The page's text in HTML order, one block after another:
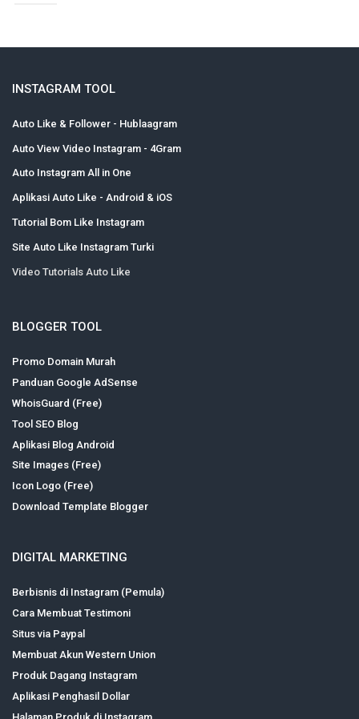
INSTAGRAM TOOL
Auto Like & Follower - Hublaagram
Auto View Video Instagram - 4Gram
Auto Instagram All in One
Aplikasi Auto Like - Android & iOS
Tutorial Bom Like Instagram
Site Auto Like Instagram Turki
Video Tutorials Auto Like
BLOGGER TOOL
Promo Domain Murah
Panduan Google AdSense
WhoisGuard (Free)
Tool SEO Blog
Aplikasi Blog Android
Site Images (Free)
Icon Logo (Free)
Download Template Blogger
DIGITAL MARKETING
Berbisnis di Instagram (Pemula)
Cara Membuat Testimoni
Situs via Paypal
Membuat Akun Western Union
Produk Dagang Instagram
Aplikasi Penghasil Dollar